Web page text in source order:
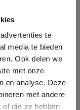
te
media te bieden
Ook delen we
met onze
en analyse. Deze
met andere
die ze hebben
is no
website
om de
Door
geeft u
in
Lees